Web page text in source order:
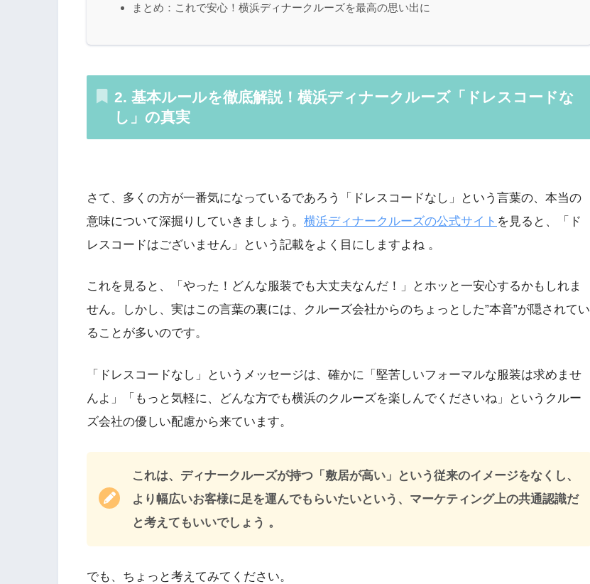
まとめ：これで安心！横浜ディナークルーズを最高の思い出に
2. 基本ルールを徹底解説！横浜ディナークルーズ「ドレスコードな
し」の真実
さて、多くの方が一番気になっているであろう「ドレスコードなし」という言葉の、本当の
意味について深掘りしていきましょう。 横浜ディナークルーズの公式サイト を見ると、「ド
レスコードはございません」という記載をよく目にしますよね 。
これを見ると、「やった！どんな服装でも大丈夫なんだ！」とホッと一安心するかもしれま
せん。しかし、実はこの言葉の裏には、クルーズ会社からのちょっとした”本音”が隠されてい
ることが多いのです。
「ドレスコードなし」というメッセージは、確かに「堅苦しいフォーマルな服装は求めませ
んよ」「もっと気軽に、どんな方でも横浜のクルーズを楽しんでくださいね」というクルー
ズ会社の優しい配慮から来ています。
これは、ディナークルーズが持つ「敷居が高い」という従来のイメージをなくし、
より幅広いお客様に足を運んでもらいたいという、マーケティング上の共通認識だ
と考えてもいいでしょう 。
でも、ちょっと考えてみてください。